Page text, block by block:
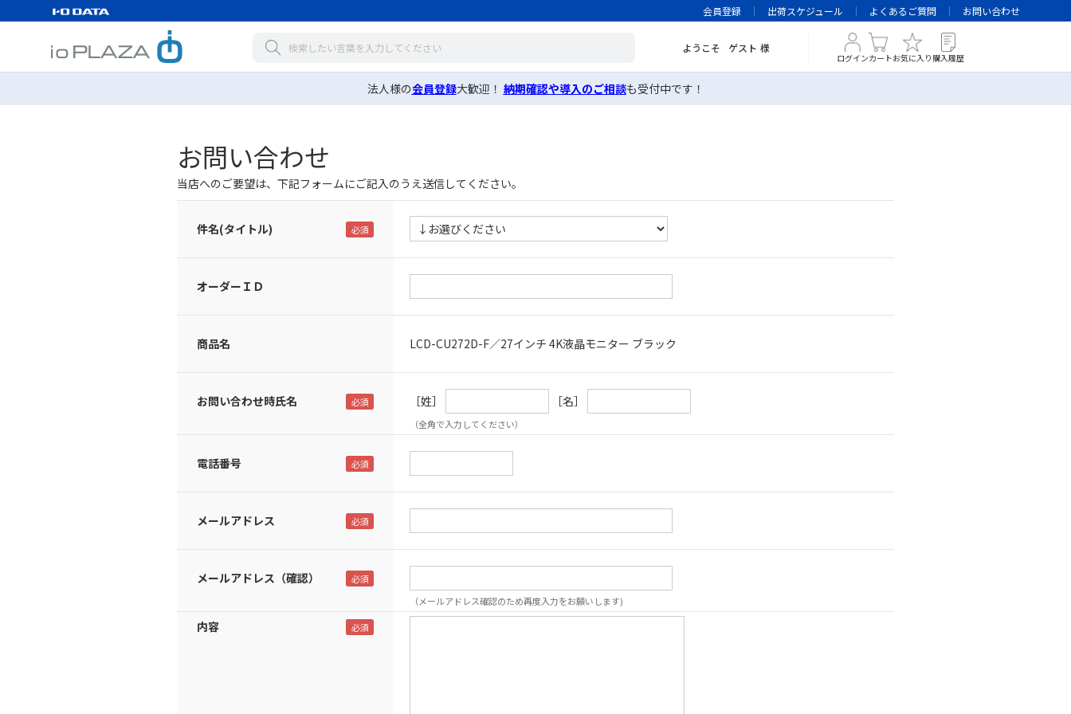
会員登録 出荷スケジュール よくあるご質問 お問い合わせ
ようこそ ゲスト 様
ログインカートお気に入り 購入履歴
法人様の会員登録大歓迎！ 納期確認や導入のご相談も受付中です！
お問い合わせ
当店へのご要望は、下記フォームにご記入のうえ送信してください。
件名(タイトル)
オーダーＩＤ
商品名 LCD-CU272D-F／27インチ 4K液晶モニター ブラック
お問い合わせ時氏名 ［姓］ ［名］
（全角で入力してください）
電話番号
メールアドレス
メールアドレス（確認）
（メールアドレス確認のため再度入力をお願いします)
内容